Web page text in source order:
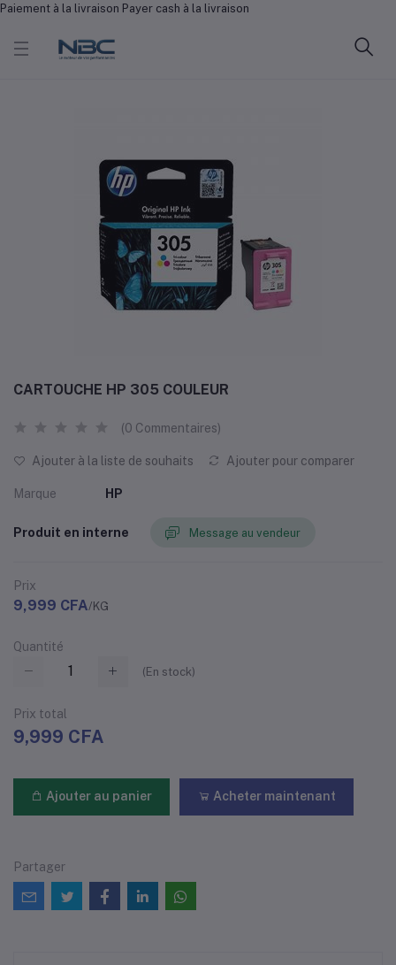
Paiement à la livraison Payer cash à la livraison
CARTOUCHE HP 305 COULEUR
(0 Commentaires)
Ajouter à la liste de souhaits Ajouter pour comparer
Marque HP
Produit en interne Message au vendeur
Prix
9,999 CFA/KG
Quantité
( En stock)
Prix ​​total
9,999 CFA
Ajouter au panier Acheter maintenant
Partager